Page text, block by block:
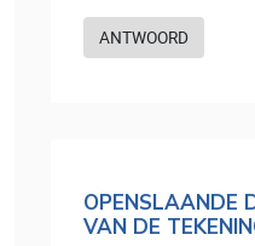
ANTWOORD
OPENSLAANDE
VAN DE